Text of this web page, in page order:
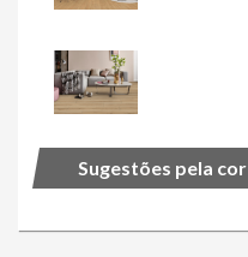
Sugestões pela cor